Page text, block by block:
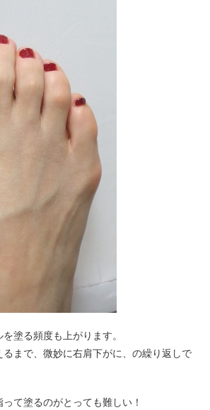
塗る頻度も上がります。
まで、微妙に右肩下がに、の繰り返しで
て塗るのがとっても難しい！